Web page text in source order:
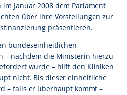
Januar 2008 dem Parlament
über ihre Vorstellungen zur
präsentieren.
bundeseinheitlichen
– nachdem die Ministerin hierzu
wurde – hilft den Kliniken
nicht. Bis dieser einheitliche
– falls er überhaupt kommt –